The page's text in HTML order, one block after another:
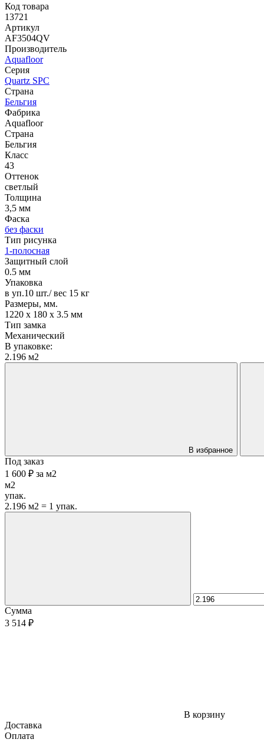
Код товара
13721
Артикул
AF3504QV
Производитель
Aquafloor
Серия
Quartz SPC
Страна
Бельгия
Фабрика
Aquafloor
Страна
Бельгия
Класс
43
Оттенок
светлый
Толщина
3,5 мм
Фаска
без фаски
Тип рисунка
1-полосная
Защитный слой
0.5 мм
Упаковка
в уп.10 шт./ вес 15 кг
Размеры, мм.
1220 х 180 х 3.5 мм
Тип замка
Механический
В упаковке:
2.196 м2
В избранное
Под заказ
1 600 ₽ за м2
м2
упак.
2.196 м2 = 1 упак.
Сумма
3 514 ₽
В корзину
Доставка
Оплата